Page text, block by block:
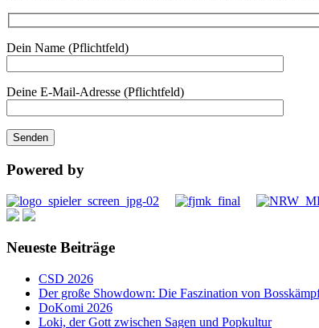
Dein Name (Pflichtfeld)
Deine E-Mail-Adresse (Pflichtfeld)
Powered by
Neueste Beiträge
CSD 2026
Der große Showdown: Die Faszination von
DoKomi 2026
Loki, der Gott zwischen Sagen und Popkultur